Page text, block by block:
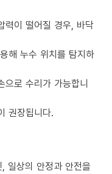
력이 떨어질 경우, 바닥
해 누수 위치를 탐지하
으로 수리가 가능합니
권장됩니다.
일상의 안정과 안전을